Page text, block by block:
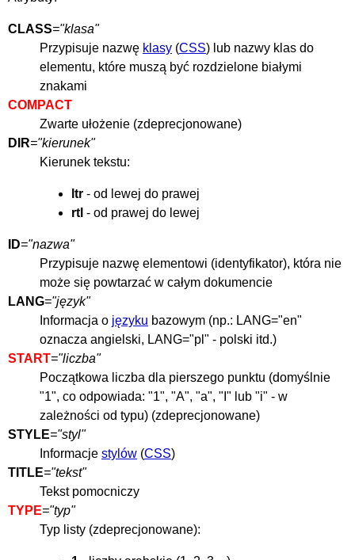
CLASS="klasa"
Przypisuje nazwę klasy (CSS) lub nazwy klas do
elementu, które muszą być rozdzielone białymi
znakami
COMPACT
Zwarte ułożenie (zdeprecjonowane)
DIR="kierunek"
Kierunek tekstu:
ltr - od lewej do prawej
rtl - od prawej do lewej
ID="nazwa"
Przypisuje nazwę elementowi (identyfikator), która nie
może się powtarzać w całym dokumencie
LANG="język"
Informacja o języku bazowym (np.: LANG="en"
oznacza angielski, LANG="pl" - polski itd.)
START="liczba"
Początkowa liczba dla pierszego punktu (domyślnie
"1", co odpowiada: "1", "A", "a", "I" lub "i" - w
zależności od typu) (zdeprecjonowane)
STYLE="styl"
Informacje stylów (CSS)
TITLE="tekst"
Tekst pomocniczy
TYPE="typ"
Typ listy (zdeprecjonowane):